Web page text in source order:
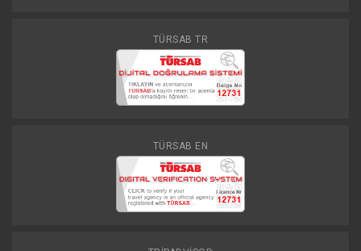
TÜRSAB TR
TÜRSAB EN